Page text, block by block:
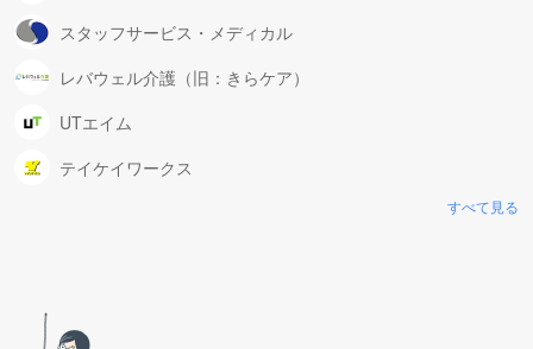
スタッフサービス・メディカル
レバウェル介護（旧：きらケア）
UTエイム
テイケイワークス
すべて見る